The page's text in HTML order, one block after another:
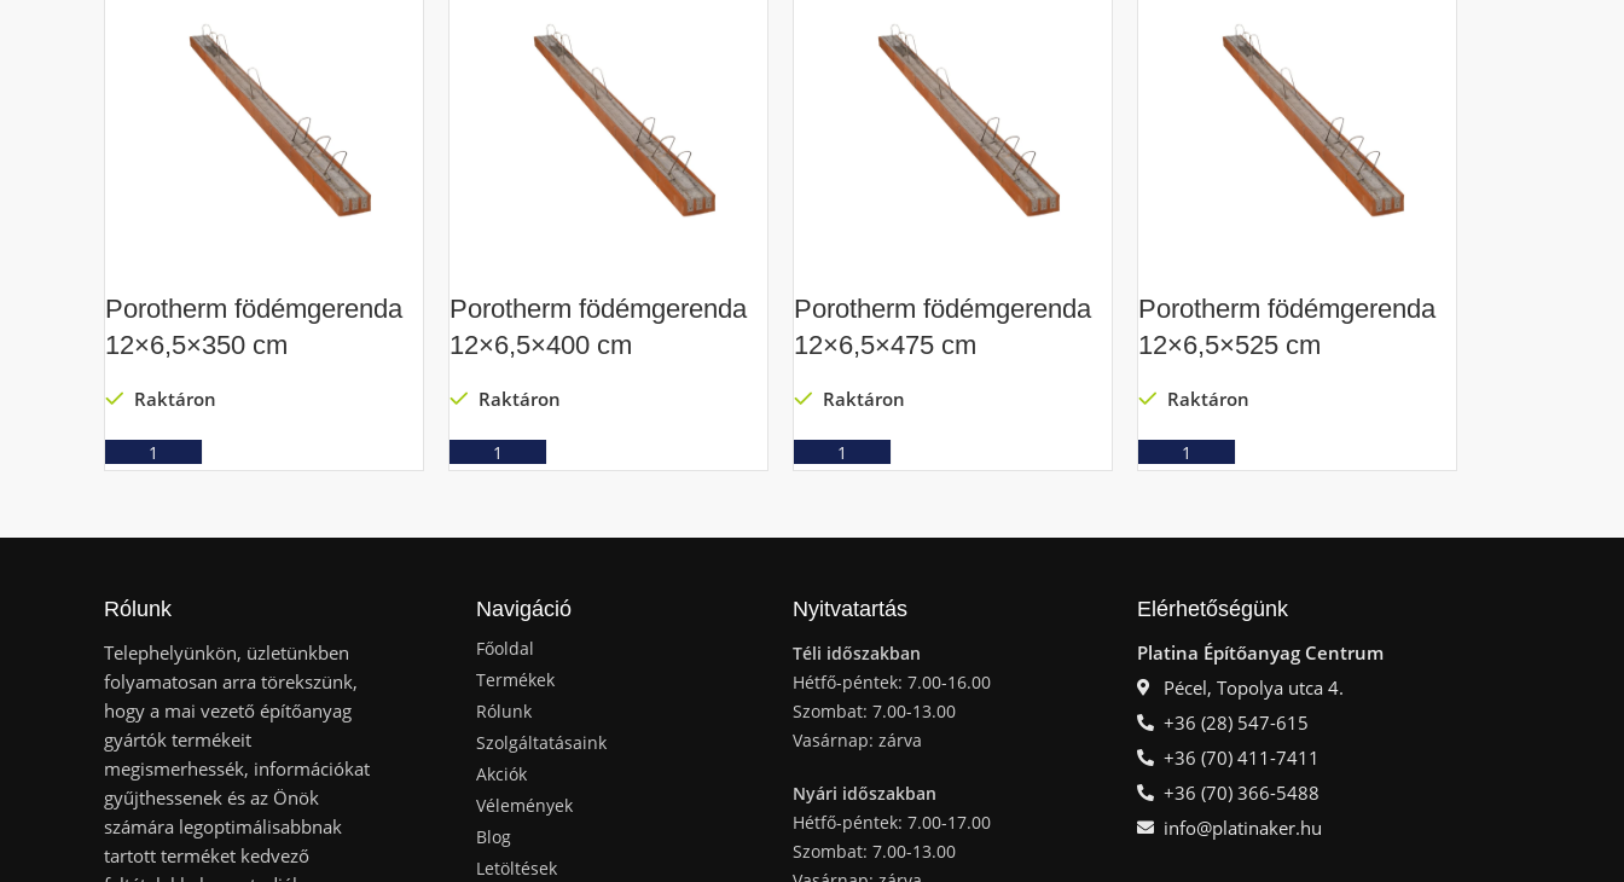
Porotherm födémgerenda
12×6,5×350 cm
Raktáron
Porotherm födémgerenda
12×6,5×400 cm
Raktáron
Porotherm födémgerenda
12×6,5×475 cm
Raktáron
Porotherm födémgerenda
12×6,5×525 cm
Raktáron
Rólunk
Telephelyünkön, üzletünkben
folyamatosan arra törekszünk,
hogy a mai vezető építőanyag
gyártók termékeit
megismerhessék, információkat
gyűjthessenek és az Önök
számára legoptimálisabbnak
tartott terméket kedvező
Navigáció
Főoldal
Termékek
Rólunk
Szolgáltatásaink
Akciók
Vélemények
Blog
Letöltések
Nyitvatartás
Téli időszakban
Hétfő-péntek: 7.00-16.00
Szombat: 7.00-13.00
Vasárnap: zárva
Nyári időszakban
Hétfő-péntek: 7.00-17.00
Szombat: 7.00-13.00
Elérhetőségünk
Platina Építőanyag Centrum
Pécel, Topolya utca 4.
+36 (28) 547-615
+36 (70) 411-7411
+36 (70) 366-5488
info@platinaker.hu